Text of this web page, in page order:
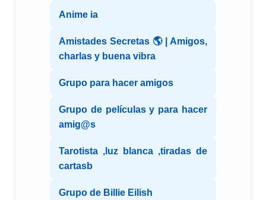
Anime ia
Amistades Secretas 🌎 | Amigos,
charlas y buena vibra
Grupo para hacer amigos
Grupo de películas y para hacer
amig@s
Tarotista ,luz blanca ,tiradas de
cartasb
Grupo de Billie Eilish